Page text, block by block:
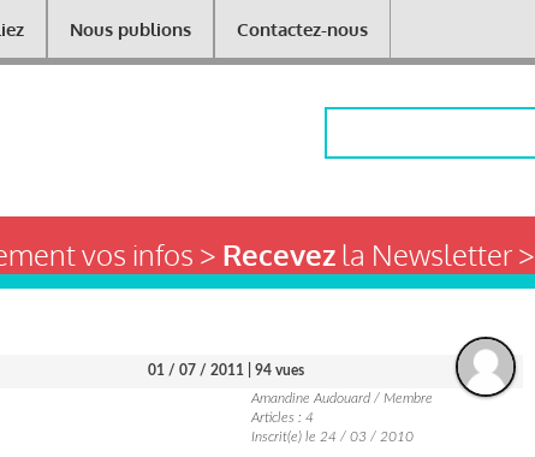
Nous publions Contactez-nous
vos infos > Recevezla Newsletter >
01 / 07 / 2011 | 94 vues
Amandine Audouard / Membre
Articles : 4
Inscrit(e) le 24 / 03 / 2010